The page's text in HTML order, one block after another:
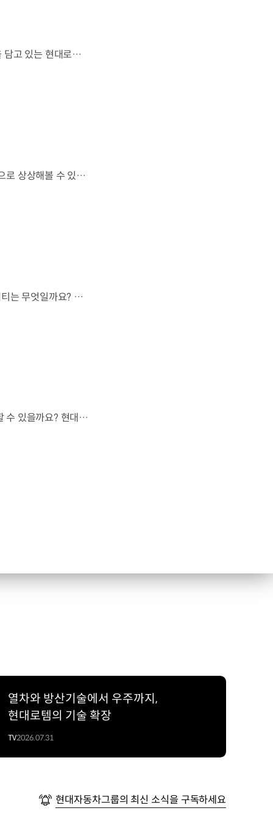
열차와 방산 기술이 우주 산업과도 맞닿아 있다?항공 우주 분야에도 발을 담고 있는 현대로템 현대진행형 팟캐스트 EP.20에서 확인하세요.📻 #현대자동차그룹 #현대진행형 #모빌리티팟캐스트 #현대로템 #하늘길 #스카이모빌리티 #우주 #우주항공 #자율주행 #모빌리티
하늘을 넘어 우주까지 이어지는 이동.우리는 미래 모빌리티를 어떤 모습으로 상상해볼 수 있을까요? 현대진행형 팟캐스트 EP.20에서 확인하세요.📻 #현대자동차그룹 #현대진행형 #모빌리티팟캐스트 #하늘길 #스카이모빌리티 #우주 #우주항공 #자율주행 #모빌리티
모든 차가 하늘길을 이용할 수 없다면,가장 먼저 하늘을 달리게 될 모빌리티는 무엇일까요? 현대진행형 팟캐스트 EP.20에서 확인하세요.📻 #현대자동차그룹 #현대진행형 #모빌리티팟캐스트 #하늘길 #스카이모빌리티 #우주 #우주항공 #자율주행 #모빌리티
도로도 이정표도 없는 하늘.스카이 모빌리티는 어떻게 목적지까지 이동할 수 있을까요? 현대진행형 팟캐스트 EP.20에서 확인하세요.📻 #현대자동차그룹 #현대진행형 #모빌리티팟캐스트 #하늘길 #스카이모빌리티 #우주 #우주항공 #자율주행 #모빌리티
열차와 방산기술에서 우주까지,
현대로템의 기술 확장
TV2026.07.31
현대자동차그룹의 최신 소식을 구독하세요